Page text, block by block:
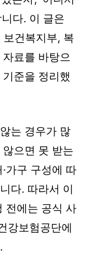
다. 이 글은
건복지부, 복
료를 바탕으
준을 정리했
는 경우가 많
으면 못 받는
가구 구성에 따
다. 따라서 이
전에는 공식 사
강보험공단에